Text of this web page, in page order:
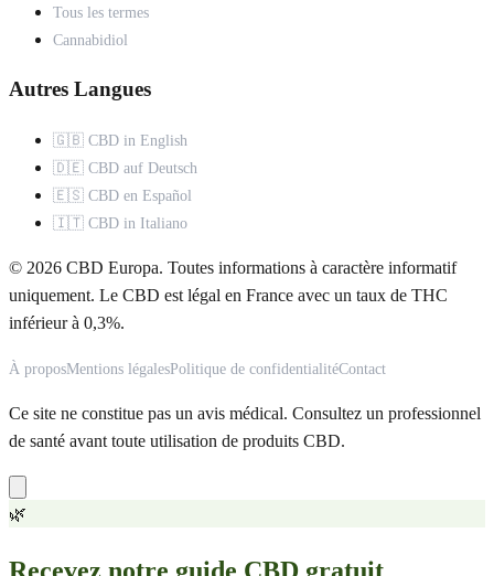
Tous les termes
Cannabidiol
Autres Langues
🇬🇧 CBD in English
🇩🇪 CBD auf Deutsch
🇪🇸 CBD en Español
🇮🇹 CBD in Italiano
© 2026 CBD Europa. Toutes informations à caractère informatif
uniquement. Le CBD est légal en France avec un taux de THC
inférieur à 0,3%.
À proposMentions légalesPolitique de confidentialitéContact
Ce site ne constitue pas un avis médical. Consultez un professionnel
de santé avant toute utilisation de produits CBD.
🌿